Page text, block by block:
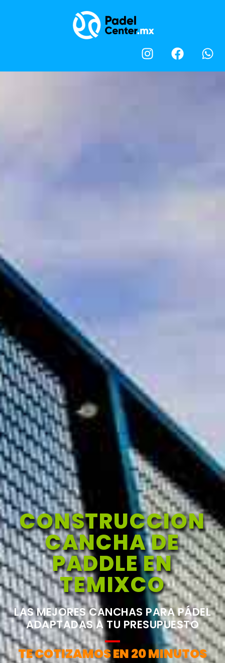
CONSTRUCCION
CANCHA DE
PADDLE EN
TEMIXCO
LAS MEJORES CANCHAS PARA PÁDEL
ADAPTADAS A TU PRESUPUESTO
TE COTIZAMOS EN 20 MINUTOS